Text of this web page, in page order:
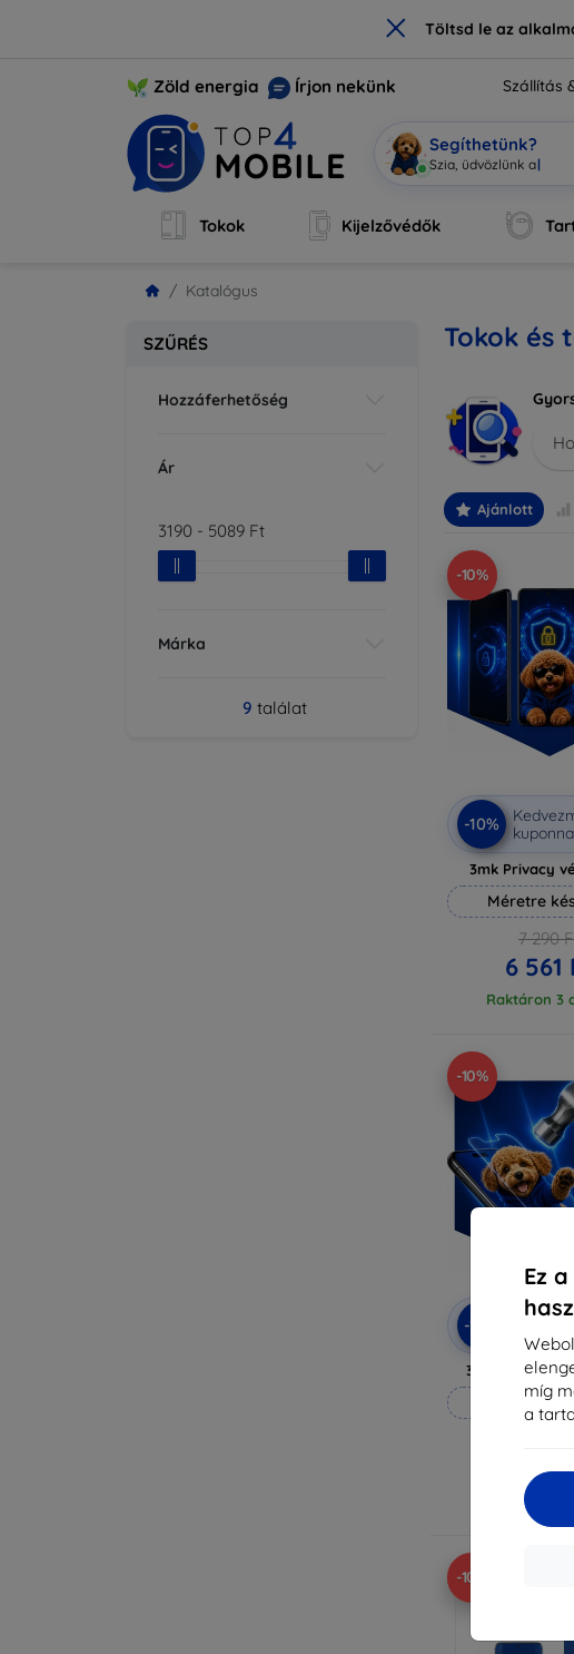
× Töltsd le az
Ez
míg
a
Zöld energia Írjon nekünk Szállítás
Segíthetünk?
Mobi v|
Tokok Kijelzővédők
Katalógus
SZŰRÉS
Hozzáferhetőség
Ár
3190 - 5089 Ft
Márka
9 találat
Tokok és
Ajánlott
-10%
-10%
3mk Privacy
Méretre
7 290
6 561
Raktáron 3
-10%
-10%
kuponnal
3mk Hammer
Méretre
6
Raktáron 4
-10%